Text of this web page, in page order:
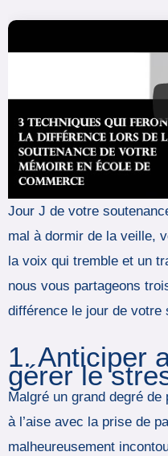
Jour J de votre
mal à dormir de la veille,
la voix qui tremble et un
nous vous partageons
différence le jour de votre
1. Anticiper
gérer le
Malgré un grand degré
à l’aise avec la prise de
malheureusement